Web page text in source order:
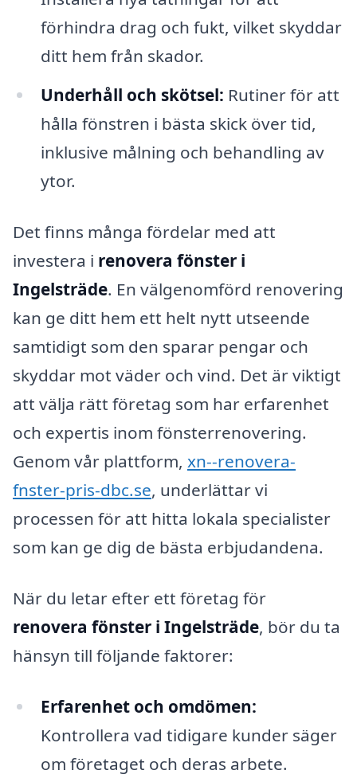
förhindra drag och fukt, vilket skyddar
ditt hem från skador.
Underhåll och skötsel: Rutiner för att
hålla fönstren i bästa skick över tid,
inklusive målning och behandling av
ytor.
Det finns många fördelar med att
investera i renovera fönster i
Ingelsträde. En välgenomförd renovering
kan ge ditt hem ett helt nytt utseende
samtidigt som den sparar pengar och
skyddar mot väder och vind. Det är viktigt
att välja rätt företag som har erfarenhet
och expertis inom fönsterrenovering.
Genom vår plattform, xn--renovera-
fnster-pris-dbc.se, underlättar vi
processen för att hitta lokala specialister
som kan ge dig de bästa erbjudandena.
När du letar efter ett företag för
renovera fönster i Ingelsträde, bör du ta
hänsyn till följande faktorer:
Erfarenhet och omdömen:
Kontrollera vad tidigare kunder säger
om företaget och deras arbete.